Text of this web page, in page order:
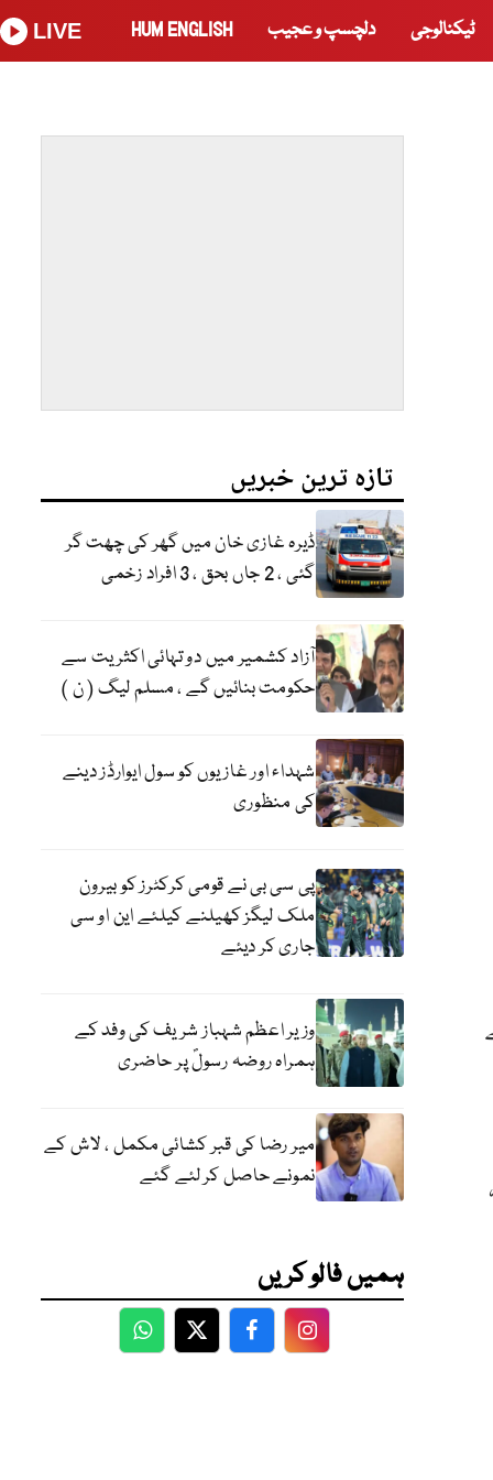
ٹیکنالوجی دلچسپ و عجیب HUM ENGLISH
LIVE
تازہ ترین خبریں
ڈیرہ غازی خان میں گھر کی چھت گر
گئی ، 2 جاں بحق ، 3 افراد زخمی
آزاد کشمیر میں دو تہائی اکثریت سے
حکومت بنائیں گے ، مسلم لیگ ( ن )
شہداء اور غازیوں کو سول ایوارڈز دینے
کی منظوری
پی سی بی نے قومی کرکٹرز کو بیرون
ملک لیگز کھیلنے کیلئے این او سی
جاری کر دیئے
وزیر اعظم شہباز شریف کی وفد کے
ہمراہ روضہ رسولؐ پر حاضری
میر رضا کی قبر کشائی مکمل ، لاش کے
نمونے حاصل کر لئے گئے
ہمیں فالو کریں
WhatsApp
TwitterFacebookFacebook